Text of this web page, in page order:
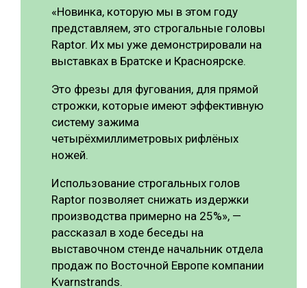
«Новинка, которую мы в этом году
представляем, это строгальные головы
Raptor. Их мы уже демонстрировали на
выставках в Братске и Красноярске.
Это фрезы для фугования, для прямой
строжки, которые имеют эффективную
систему зажима
четырёхмиллиметровых рифлёных
ножей.
Использование строгальных голов
Raptor позволяет снижать издержки
производства примерно на 25%», —
рассказал в ходе беседы на
выставочном стенде начальник отдела
продаж по Восточной Европе компании
Kvarnstrands.